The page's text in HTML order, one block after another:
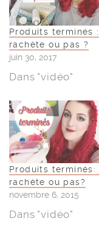
Produits terminés
rachète ou pas ?
juin 30, 2017
Dans "vidéo"
Produits terminés:
rachète ou pas?
novembre 6, 2015
Dans "vidéo"